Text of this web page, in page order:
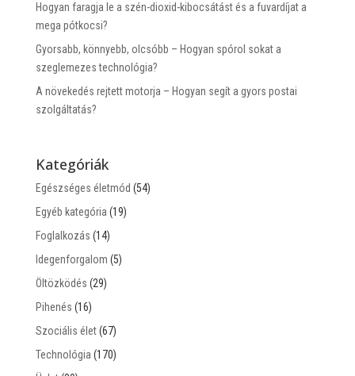
Hogyan faragja le a szén-dioxid-kibocsátást és a fuvardíjat a
mega pótkocsi?
Gyorsabb, könnyebb, olcsóbb – Hogyan spórol sokat a
szeglemezes technológia?
A növekedés rejtett motorja – Hogyan segít a gyors postai
szolgáltatás?
Kategóriák
Egészséges életmód (54)
Egyéb kategória (19)
Foglalkozás (14)
Idegenforgalom (5)
Öltözködés (29)
Pihenés (16)
Szociális élet(67)
Technológia (170)